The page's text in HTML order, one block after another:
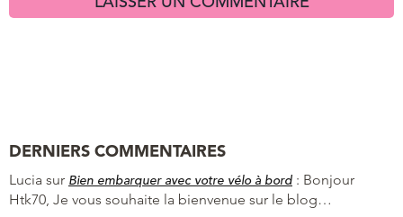
DERNIERS COMMENTAIRES
Lucia sur Bien embarquer avec votre vélo à bord : Bonjour
Htk70, Je vous souhaite la bienvenue sur le blog…